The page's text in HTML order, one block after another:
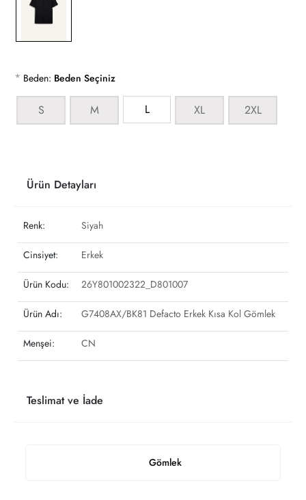
* Beden: Beden Seçiniz
S M L XL 2XL
Gömlek
Ürün Detayları
Renk: Siyah
Cinsiyet: Erkek
Ürün Kodu: 26Y801002322_D801007
Ürün Adı: G7408AX/BK81 Defacto Erkek Kısa Kol Gömlek
Menşei: CN
Teslimat ve İade